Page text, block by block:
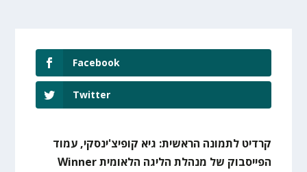
Facebook
Twitter
קרדיט לתמונה הראשית: גיא קופיצ'ינסקי, עמוד
הפייסבוק של מנהלת הליגה הלאומית Winner